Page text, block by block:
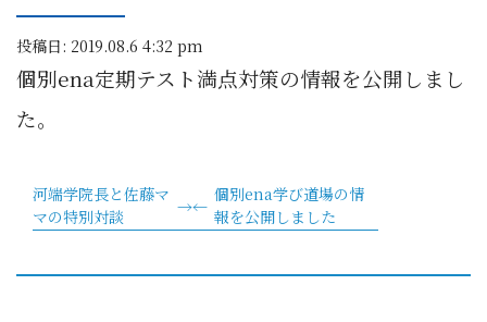
投稿日: 2019.08.6 4:32 pm
個別ena定期テスト満点対策の情報を公開しまし
た。
河端学院長と佐藤マ
マの特別対談
個別ena学び道場の情
報を公開しました